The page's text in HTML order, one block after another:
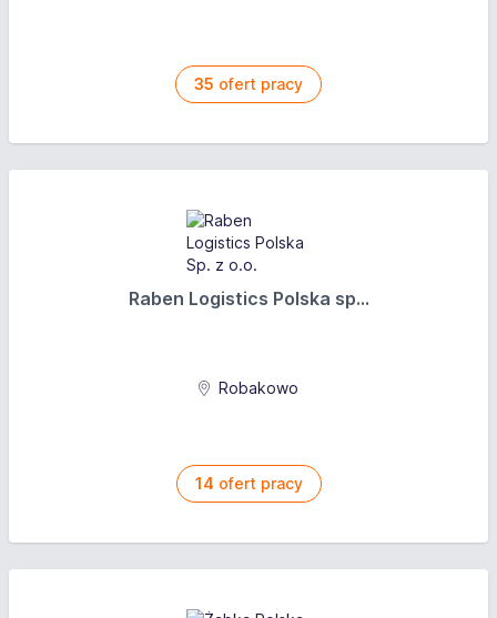
35 ofert pracy
Raben Logistics Polska sp...
Robakowo
14 ofert pracy